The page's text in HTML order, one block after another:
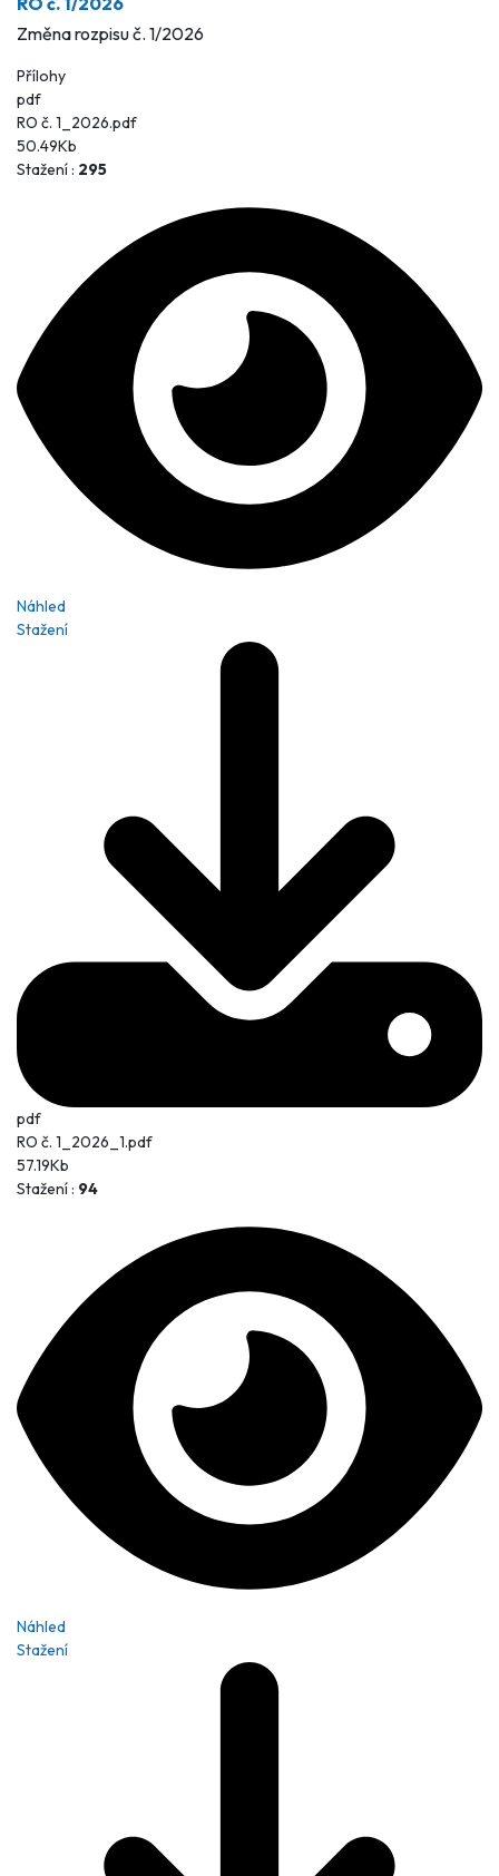
Změna rozpisu č. 1/2026
Přílohy
pdf
RO č. 1_2026.pdf
50.49Kb
Stažení : 295
Náhled
Stažení
pdf
RO č. 1_2026_1.pdf
57.19Kb
Stažení : 94
Náhled
Stažení